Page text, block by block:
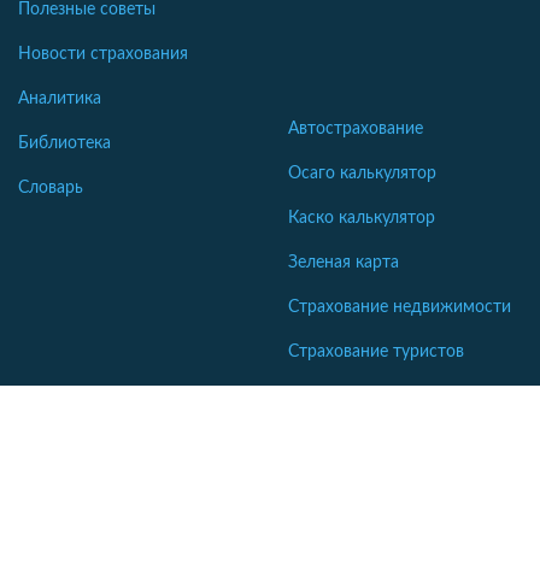
Полезные советы
Новости страхования
Аналитика
Библиотека
Словарь
Автострахование
Осаго калькулятор
Каско калькулятор
Зеленая карта
Страхование недвижимости
Страхование туристов